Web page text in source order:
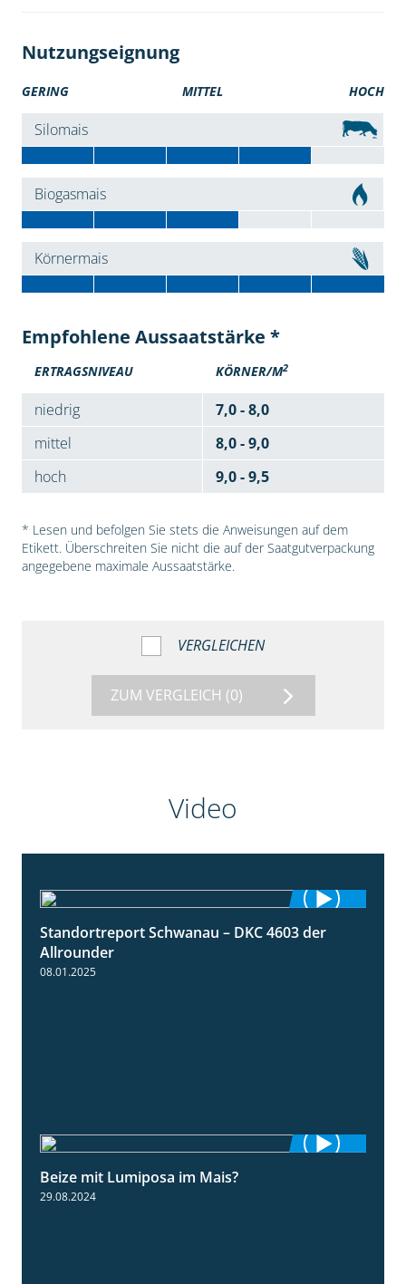
Nutzungseignung
GERING MITTEL HOCH
Silomais
Biogasmais
Körnermais
Empfohlene Aussaatstärke *
ERTRAGSNIVEAU KÖRNER/M2
niedrig
7,0 - 8,0
mittel
8,0 - 9,0
hoch
9,0 - 9,5
* Lesen und befolgen Sie stets die Anweisungen auf dem
Etikett. Überschreiten Sie nicht die auf der Saatgutverpackung
angegebene maximale Aussaatstärke.
VERGLEICHEN
ZUM VERGLEICH (0)
Video
1:17
Standortreport Schwanau – DKC 4603 der
Allrounder
08.01.2025
Beize mit Lumiposa im Mais?
29.08.2024